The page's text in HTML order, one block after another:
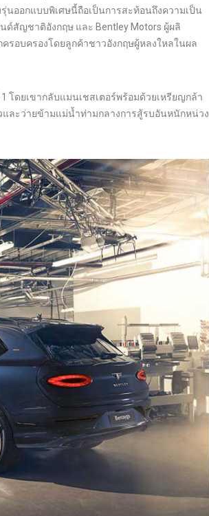
รุ่นออกแบบพิเศษนี้ถือเป็นการสะท้อนถึงความเป็น
ด์สัญชาติอังกฤษ และ Bentley Motors ผู้ผลิ
ครอบครองโดยลูกค้าชาวอังกฤษผู้หลงใหลในผล
โดยเขากลับแมนเชสเตอร์พร้อมด้วยเหรียญกล้า
และว่ายข้ามแม่น้ำท่ามกลางการสู้รบอันหนักหน่วง